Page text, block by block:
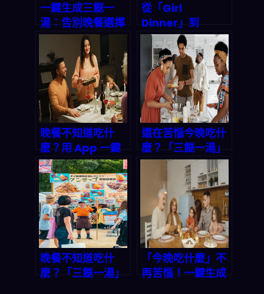
一鍵生成三餸一
湯：告別晚餐選擇
困難的智能方案
從「Girl
Dinner」到
「Boy
Kibble」：現代人
晚餐選擇障礙的終
極解方，讓「今晚
吃什麼」App 一
鍵搞定三餸一湯！
晚餐不知道吃什
麼？用 App 一鍵
生成完美三餸一
湯，讓全家都開心
還在苦惱今晚吃什
麼？「三餸一湯」
讓你十分鐘上菜！
晚餐不知道吃什
麼？「三餸一湯」
「今晚吃什麼」不
再苦惱！一鍵生成